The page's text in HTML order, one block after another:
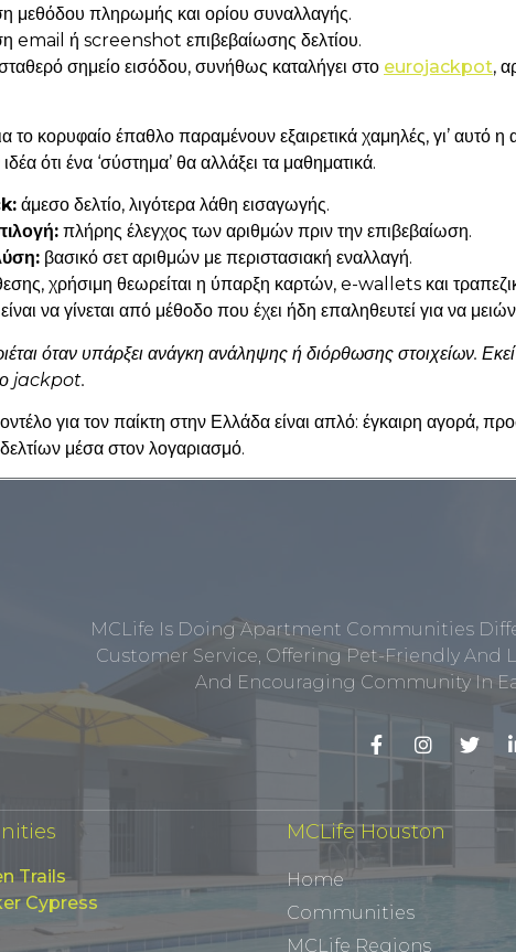
μεθόδου πληρωμής και ορίου συναλλαγής.
email ή screenshot επιβεβαίωσης δελτίου.
σημείο εισόδου, συνήθως καταλήγει στο eurojackpot,
το κορυφαίο έπαθλο παραμένουν εξαιρετικά χαμηλές, γι’
ότι ένα ‘σύστημα’ θα αλλάξει τα μαθηματικά.
άμεσο δελτίο, λιγότερα λάθη εισαγωγής.
πλήρης έλεγχος των αριθμών πριν την επιβεβαίωση.
βασικό σετ αριθμών με περιστασιακή εναλλαγή.
χρήσιμη θεωρείται η ύπαρξη καρτών, e-wallets και
να γίνεται από μέθοδο που έχει ήδη επαληθευτεί για να
όταν υπάρξει ανάγκη ανάληψης ή διόρθωσης στοιχείων.
jackpot.
για τον παίκτη στην Ελλάδα είναι απλό: έγκαιρη αγορά,
μέσα στον λογαριασμό.
MCLife Is Doing Apartment Communities
Customer Service, Offering Pet-Friendly
And Encouraging Community In
Trails
Cypress
MCLife Houston
Home
Communities
MCLife Regions